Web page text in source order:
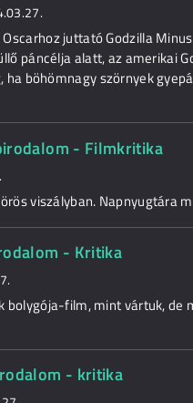
juttató Godzilla
páncélja alatt, az amerikai
böhömnagy szörnyek
- Filmkritika
viszályban. Napnyugtára
- Kritika
bolygója-film, mint vártuk, de
- kritika